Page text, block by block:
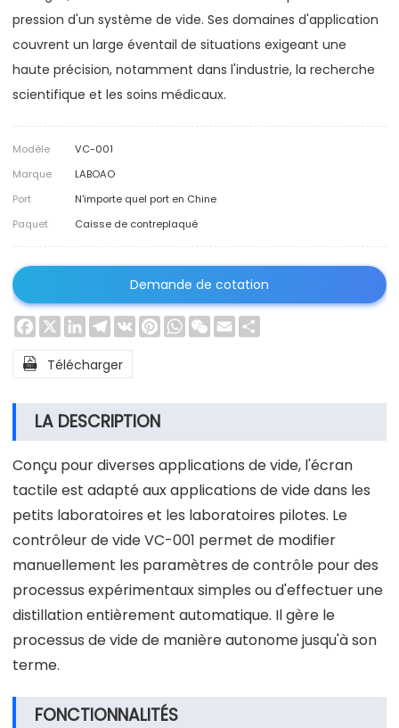
pression d'un système de vide. Ses domaines d'application
couvrent un large éventail de situations exigeant une
haute précision, notamment dans l'industrie, la recherche
scientifique et les soins médicaux.
Modèle
VC-001
Marque
LABOAO
Port
N'importe quel port en Chine
Paquet
Caisse de contreplaqué
Demande de cotation
Facebook
X LinkedInTelegram
VK PinterestWhatsApp
WeChat
Email
 Télécharger
LA DESCRIPTION
Conçu pour diverses applications de vide, l'écran
tactile est adapté aux applications de vide dans les
petits laboratoires et les laboratoires pilotes. Le
contrôleur de vide VC-001 permet de modifier
manuellement les paramètres de contrôle pour des
processus expérimentaux simples ou d'effectuer une
distillation entièrement automatique. Il gère le
processus de vide de manière autonome jusqu'à son
terme.
FONCTIONNALITÉS